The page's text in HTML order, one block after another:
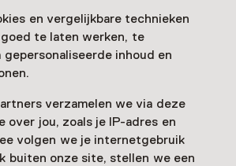
en vergelijkbare technieken
te laten werken, te
inhoud en
verzamelen we via deze
over jou, zoals je IP-adres en
volgen we je internetgebruik
buiten onze site, stellen we een
ontdekken